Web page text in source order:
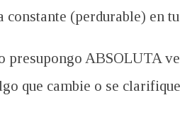
constante (perdurable) en
presupongo ABSOLUTA
que cambie o se